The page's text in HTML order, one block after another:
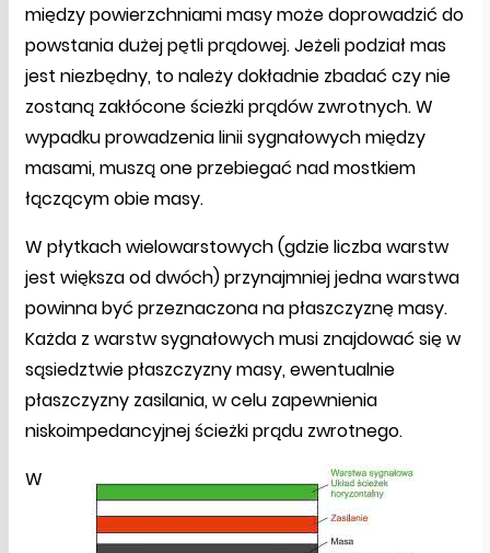
między powierzchniami masy może doprowadzić do
powstania dużej pętli prądowej. Jeżeli podział mas
jest niezbędny, to należy dokładnie zbadać czy nie
zostaną zakłócone ścieżki prądów zwrotnych. W
wypadku prowadzenia linii sygnałowych między
masami, muszą one przebiegać nad mostkiem
łączącym obie masy.
W płytkach wielowarstowych (gdzie liczba warstw
jest większa od dwóch) przynajmniej jedna warstwa
powinna być przeznaczona na płaszczyznę masy.
Każda z warstw sygnałowych musi znajdować się w
sąsiedztwie płaszczyzny masy, ewentualnie
płaszczyzny zasilania, w celu zapewnienia
niskoimpedancyjnej ścieżki prądu zwrotnego.
W